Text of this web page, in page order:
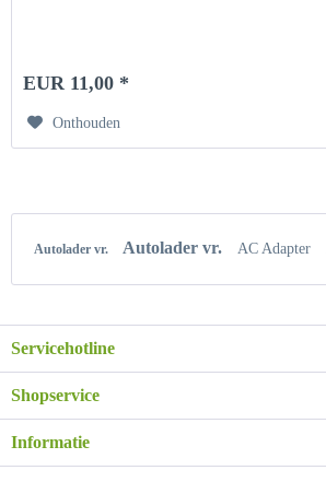
EUR 11,00 *
Onthouden
Autolader vr. Autolader vr. AC Adapter
Servicehotline
Shopservice
Informatie